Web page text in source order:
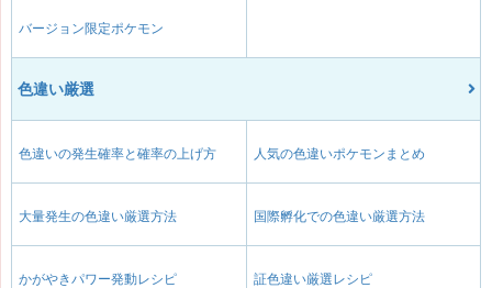
バージョン限定ポケモン
色違い厳選
色違いの発生確率と確率の上げ方 人気の色違いポケモンまとめ
大量発生の色違い厳選方法 国際孵化での色違い厳選方法
かがやきパワー発動レシピ 証色違い厳選レシピ